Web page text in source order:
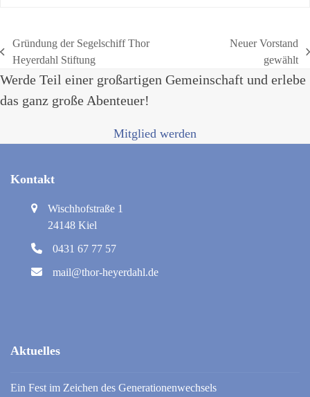
vorheriger
Beitrag:
Gründung der Segelschiff Thor
Heyerdahl Stiftung
Beitrag:
Neuer Vorstand
gewählt
Werde Teil einer großartigen Gemeinschaft und erlebe
das ganz große Abenteuer!
Mitglied werden
Kontakt
Wischhofstraße 1
24148 Kiel
0431 67 77 57
mail@thor-heyerdahl.de
Aktuelles
Ein Fest im Zeichen des Generationenwechsels